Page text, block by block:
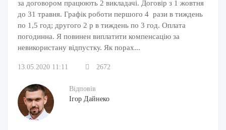
за договором працюють 2 викладачі. Договір з 1 жовтня
до 31 травня. Графік роботи першого 4 рази в тиждень
по 1,5 год; другого 2 р в тиждень по 3 год. Оплата
погодинна. Я повинен виплатити компенсацію за
невикористану відпустку. Як порах...
13.05.2020 11:11 2672
Відповів
Ігор Дайнеко